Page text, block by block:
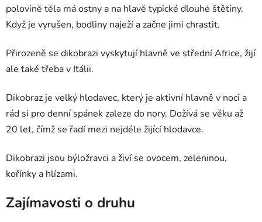
polovině těla má ostny a na hlavě typické dlouhé štětiny.
Když je vyrušen, bodliny naježí a začne jimi chrastit.
Přirozeně se dikobrazi vyskytují hlavně ve střední Africe, žijí
ale také třeba v Itálii.
Dikobraz je velký hlodavec, který je aktivní hlavně v noci a
rád si pro denní spánek zaleze do nory. Dožívá se věku až
20 let, čímž se řadí mezi nejdéle žijící hlodavce.
Dikobrazi jsou býložravci a živí se ovocem, zeleninou,
kořínky a hlízami.
Zajímavosti o druhu